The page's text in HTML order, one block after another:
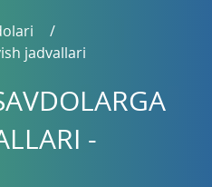
jadvallari
-